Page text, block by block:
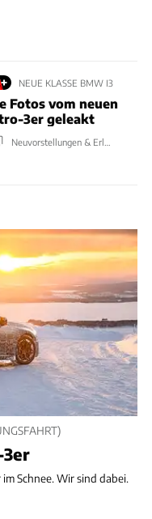
NEUE KLASSE BMW I3
Fotos vom neuen
3er geleakt
Neuvorstellungen & Erlkönige
Schnee. Wir sind dabei.